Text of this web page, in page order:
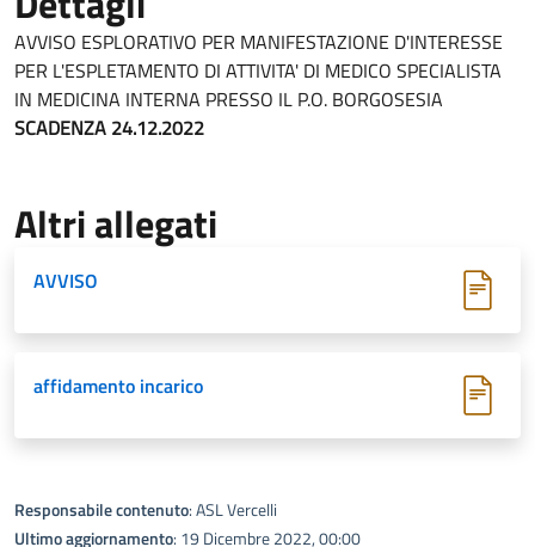
AVVISO ESPLORATIVO PER MANIFESTAZIONE D'INTERESSE
PER L'ESPLETAMENTO DI ATTIVITA' DI MEDICO SPECIALISTA
IN MEDICINA INTERNA PRESSO IL P.O. BORGOSESIA
SCADENZA 24.12.2022
Altri allegati
AVVISO
affidamento incarico
Responsabile contenuto: ASL Vercelli
Ultimo aggiornamento: 19 Dicembre 2022, 00:00